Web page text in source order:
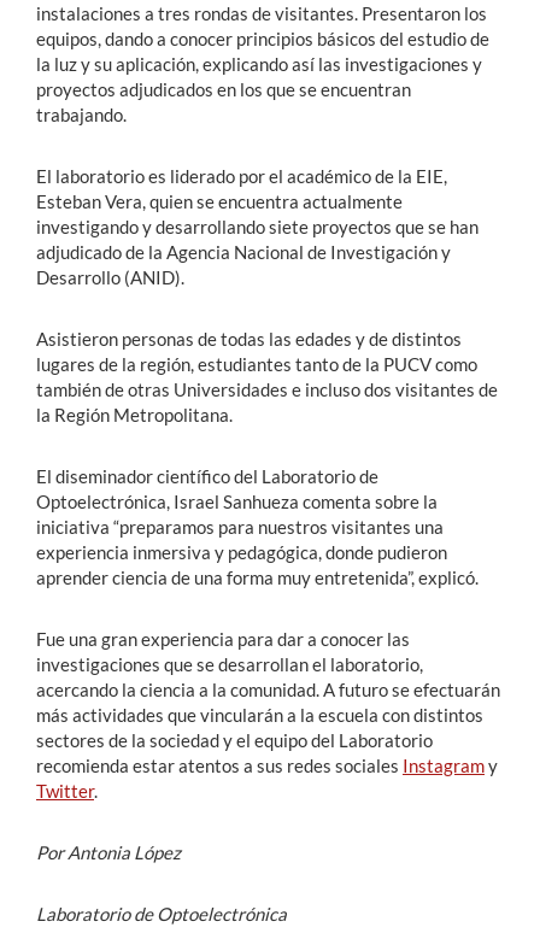
instalaciones a tres rondas de visitantes. Presentaron los
equipos, dando a conocer principios básicos del estudio de
la luz y su aplicación, explicando así las investigaciones y
proyectos adjudicados en los que se encuentran
trabajando.
El laboratorio es liderado por el académico de la EIE,
Esteban Vera, quien se encuentra actualmente
investigando y desarrollando siete proyectos que se han
adjudicado de la Agencia Nacional de Investigación y
Desarrollo (ANID).
Asistieron personas de todas las edades y de distintos
lugares de la región, estudiantes tanto de la PUCV como
también de otras Universidades e incluso dos visitantes de
la Región Metropolitana.
El diseminador científico del Laboratorio de
Optoelectrónica, Israel Sanhueza comenta sobre la
iniciativa “preparamos para nuestros visitantes una
experiencia inmersiva y pedagógica, donde pudieron
aprender ciencia de una forma muy entretenida”, explicó.
Fue una gran experiencia para dar a conocer las
investigaciones que se desarrollan el laboratorio,
acercando la ciencia a la comunidad. A futuro se efectuarán
más actividades que vincularán a la escuela con distintos
sectores de la sociedad y el equipo del Laboratorio
recomienda estar atentos a sus redes sociales Instagramy
Twitter.
Por Antonia López
Laboratorio de Optoelectrónica